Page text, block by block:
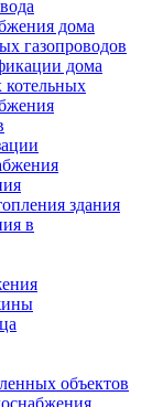
дома
газопроводов
дома
котельных
здания
в
объектов